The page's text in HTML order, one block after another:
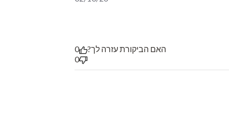
האם הביקורת עזרה לך?
0
0